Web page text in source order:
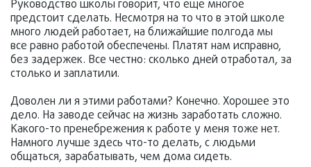
Руководство школы говорит, что еще многое
предстоит сделать. Несмотря на то что в этой школе
много людей работает, на ближайшие полгода мы
все равно работой обеспечены. Платят нам исправно,
без задержек. Все честно: сколько дней отработал, за
столько и заплатили.
Доволен ли я этими работами? Конечно. Хорошее это
дело. На заводе сейчас на жизнь заработать сложно.
Какого-то пренебрежения к работе у меня тоже нет.
Намного лучше здесь что-то делать, с людьми
общаться, зарабатывать, чем дома сидеть.